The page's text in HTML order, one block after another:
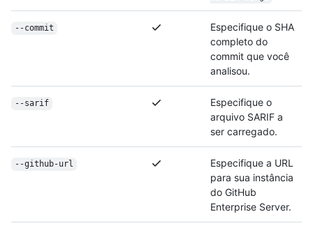
--commit
Especifique o SHA
completo do
commit que você
analisou.
--sarif
Especifique o
arquivo SARIF a
ser carregado.
--github-url
Especifique a URL
para sua instância
do GitHub
Enterprise Server.